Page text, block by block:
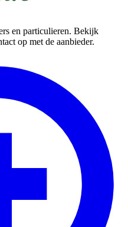
en particulieren. Bekijk
op met de aanbieder.